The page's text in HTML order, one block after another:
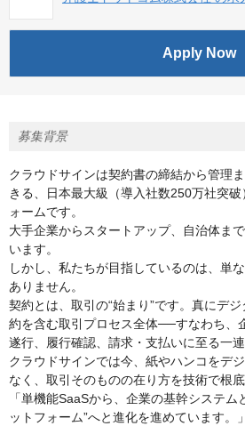
Apply Now
募集背景
クラウドサインは契約書の締結から管理
きる、日本最大級（導入社数250万社突
ォームです。
大手企業からスタートアップ、自治体ま
います。
しかし、私たちが目指しているのは、単
ありません。
契約とは、取引の“始まり”です。真にデ
約を含む取引プロセス全体──すなわち、
遂行、履行確認、請求・支払いに至る一連
クラウドサインでは今、紙やハンコをデ
なく、取引そのものの在り方を技術で根
「単機能SaaSから、企業の基幹システム
ットフォーム”へと進化を進めています。」